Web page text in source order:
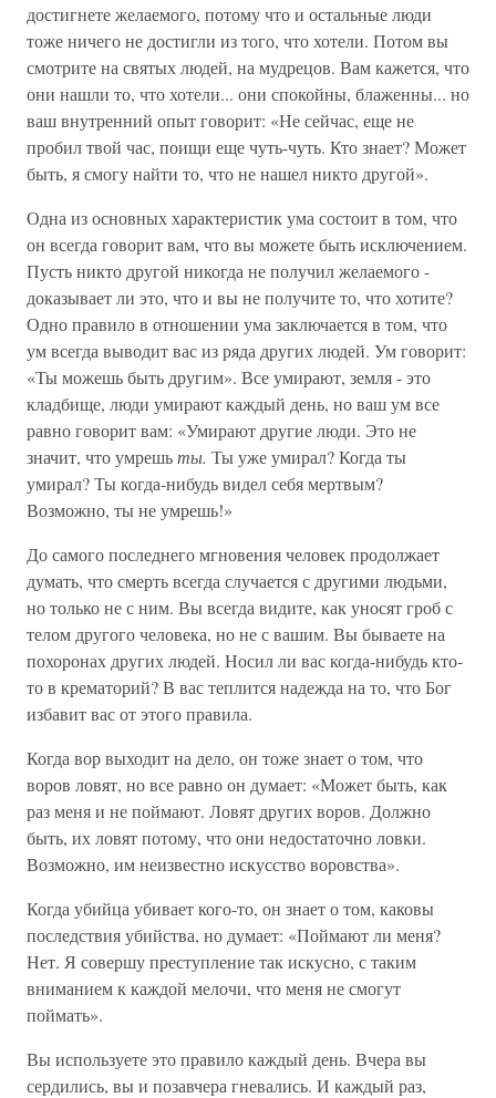
достигнете желаемого, потому что и остальные люди
тоже ничего не достигли из того, что хотели. Потом вы
смотрите на святых людей, на мудрецов. Вам кажется, что
они нашли то, что хотели... они спокойны, блаженны... но
ваш внутренний опыт говорит: «Не сейчас, еще не
пробил твой час, поищи еще чуть-чуть. Кто знает? Может
быть, я смогу найти то, что не нашел никто другой».
Одна из основных характеристик ума состоит в том, что
он всегда говорит вам, что вы можете быть исключением.
Пусть никто другой никогда не получил желаемого -
доказывает ли это, что и вы не получите то, что хотите?
Одно правило в отношении ума заключается в том, что
ум всегда выводит вас из ряда других людей. Ум говорит:
«Ты можешь быть другим». Все умирают, земля - это
кладбище, люди умирают каждый день, но ваш ум все
равно говорит вам: «Умирают другие люди. Это не
значит, что умрешьты. Ты уже умирал? Когда ты
умирал? Ты когда-нибудь видел себя мертвым?
Возможно, ты не умрешь!»
До самого последнего мгновения человек продолжает
думать, что смерть всегда случается с другими людьми,
но только не с ним. Вы всегда видите, как уносят гроб с
телом другого человека, но не с вашим. Вы бываете на
похоронах других людей. Носил ли вас когда-нибудь кто-
то в крематорий? В вас теплится надежда на то, что Бог
избавит вас от этого правила.
Когда вор выходит на дело, он тоже знает о том, что
воров ловят, но все равно он думает: «Может быть, как
раз меня и не поймают. Ловят других воров. Должно
быть, их ловят потому, что они недостаточно ловки.
Возможно, им неизвестно искусство воровства».
Когда убийца убивает кого-то, он знает о том, каковы
последствия убийства, но думает: «Поймают ли меня?
Нет. Я совершу преступление так искусно, с таким
вниманием к каждой мелочи, что меня не смогут
поймать».
Вы используете это правило каждый день. Вчера вы
сердились, вы и позавчера гневались. И каждый раз,